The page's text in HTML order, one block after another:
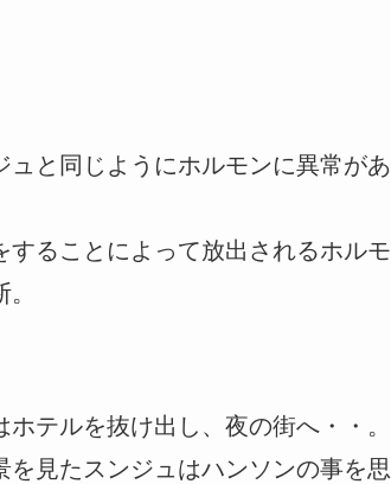
と同じようにホルモンに異常があ
ることによって放出されるホルモ
テルを抜け出し、夜の街へ・・。
見たスンジュはハンソンの事を思